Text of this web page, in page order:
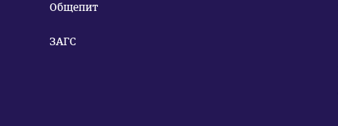
Общепит
ЗАГС